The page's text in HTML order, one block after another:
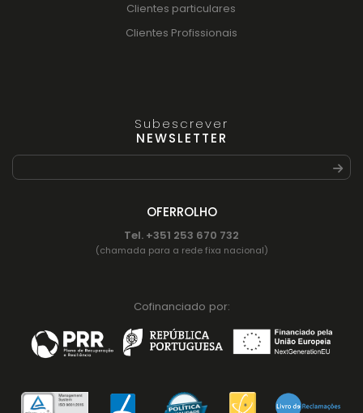
Clientes particulares
Clientes Profissionais
Subescrever
NEWSLETTER
OFERROLHO
Tel. +351 253 670 732
(chamada para a rede fixa nacional)
Cofinanciado por: